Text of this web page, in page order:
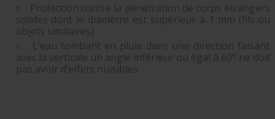
Protection contre la pénétration de corps étrangers
solides dont le diamètre est supérieur à 1 mm (fils ou
objets similaires)
L’eau tombant en pluie dans une direction faisant
avec la verticale un angle inférieur ou égal à 60° ne doit
pas avoir d’effets nuisibles